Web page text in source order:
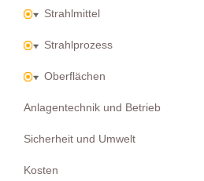
Strahlmittel
Strahlprozess
Oberflächen
Anlagentechnik und Betrieb
Sicherheit und Umwelt
Kosten